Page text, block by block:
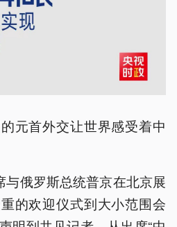
元首外交让世界感受着中
俄罗斯总统普京在北京展
的欢迎仪式到大小范围会